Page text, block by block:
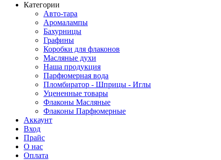
Категории
Авто-тара
Аромалампы
Бахурницы
Графины
Коробки для флаконов
Масляные духи
Наша продукция
Парфюмерная вода
Пломбиратор - Шприцы - Иглы
Уцененные товары
Флаконы Масляные
Флаконы Парфюмерные
Аккаунт
Вход
Прайс
О нас
Оплата